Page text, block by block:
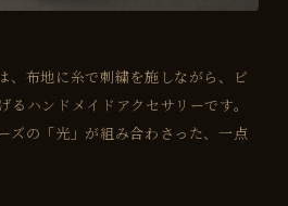
、布地に糸で刺繍を施しながら、ビ
るハンドメイドアクセサリーです。
ズの「光」が組み合わさった、一点